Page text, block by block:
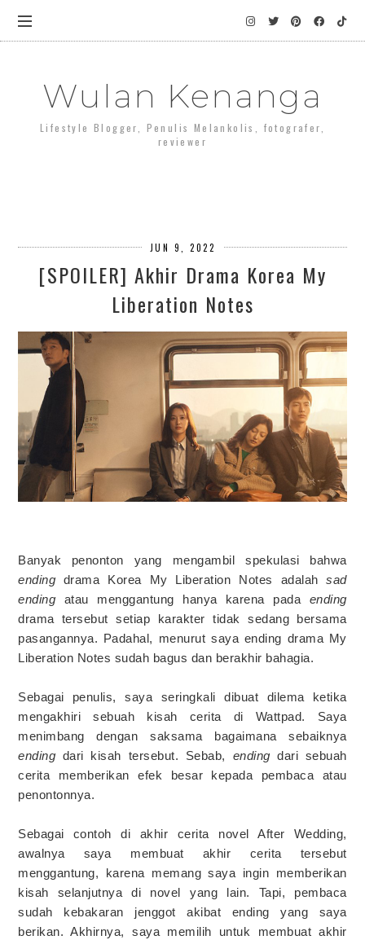
Wulan Kenanga
Lifestyle Blogger, Penulis Melankolis, fotografer,
reviewer
JUN 9, 2022
[SPOILER] Akhir Drama Korea My
Liberation Notes
Banyak penonton yang mengambil spekulasi bahwa
ending drama Korea My Liberation Notes adalahsad
ending atau menggantung hanya karena pada ending
drama tersebut setiap karakter tidak sedang bersama
pasangannya. Padahal, menurut saya ending drama My
Liberation Notes sudah bagus dan berakhir bahagia.
Sebagai penulis, saya seringkali dibuat dilema ketika
mengakhiri sebuah kisah cerita di Wattpad. Saya
menimbang dengan saksama bagaimana sebaiknya
ending dari kisah tersebut. Sebab, ending dari sebuah
cerita memberikan efek besar kepada pembaca atau
penontonnya.
Sebagai contoh di akhir cerita novel After Wedding,
awalnya saya membuat akhir cerita tersebut
menggantung, karena memang saya ingin memberikan
kisah selanjutnya di novel yang lain. Tapi, pembaca
sudah kebakaran jenggot akibat ending yang saya
berikan. Akhirnya, saya memilih untuk membuat akhir